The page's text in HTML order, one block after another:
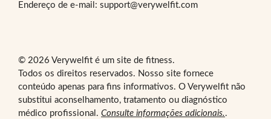
Endereço de e-mail: support@verywelfit.com
© 2026 Verywelfit é um site de fitness.
Todos os direitos reservados. Nosso site fornece
conteúdo apenas para fins informativos. O Verywelfit não
substitui aconselhamento, tratamento ou diagnóstico
médico profissional. Consulte informações adicionais..